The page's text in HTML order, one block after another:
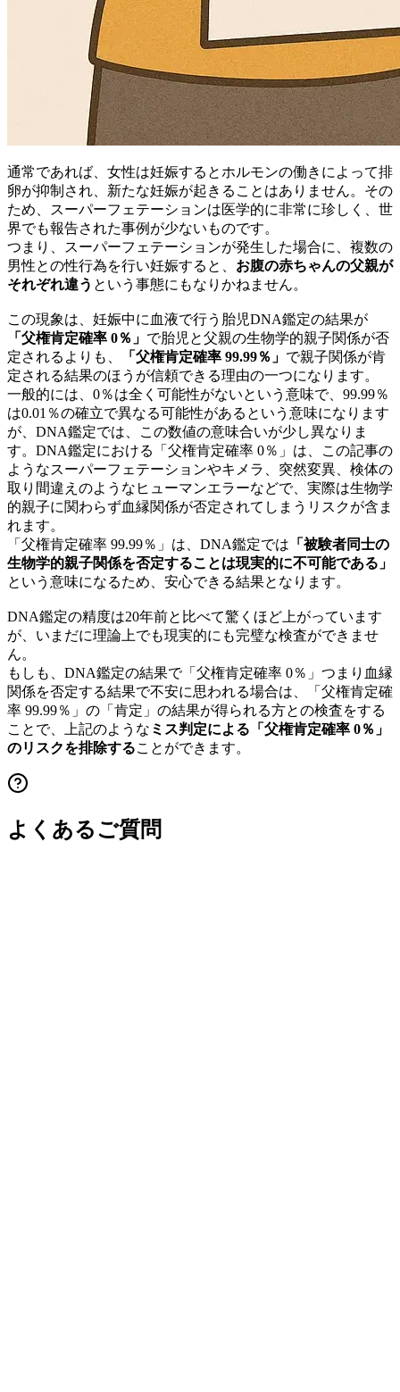
通常であれば、女性は妊娠するとホルモンの働きによって排
卵が抑制され、新たな妊娠が起きることはありません。その
ため、スーパーフェテーションは医学的に非常に珍しく、世
界でも報告された事例が少ないものです。
つまり、スーパーフェテーションが発生した場合に、複数の
男性との性行為を行い妊娠すると、 お腹の赤ちゃんの父親が
それぞれ違う という事態にもなりかねません。
この現象は、妊娠中に血液で行う胎児DNA鑑定の結果が
「父権肯定確率 0％」 で胎児と父親の生物学的親子関係が否
定されるよりも、
「父権肯定確率 99.99％」 で親子関係が肯
定される結果のほうが信頼できる理由の一つになります。
一般的には、0％は全く可能性がないという意味で、99.99％
は0.01％の確立で異なる可能性があるという意味になります
が、DNA鑑定では、この数値の意味合いが少し異なりま
す。DNA鑑定における「父権肯定確率 0％」は、この記事の
ようなスーパーフェテーションやキメラ、突然変異、検体の
取り間違えのようなヒューマンエラーなどで、実際は生物学
的親子に関わらず血縁関係が否定されてしまうリスクが含ま
れます。
「父権肯定確率 99.99％」は、DNA鑑定では 「被験者同士の
生物学的親子関係を否定することは現実的に不可能である」
という意味になるため、安心できる結果となります。
DNA鑑定の精度は20年前と比べて驚くほど上がっています
が、いまだに理論上でも現実的にも完璧な検査ができませ
ん。
もしも、DNA鑑定の結果で「父権肯定確率 0％」つまり血縁
関係を否定する結果で不安に思われる場合は、「父権肯定確
率 99.99％」の「肯定」の結果が得られる方との検査をする
ことで、上記のような ミス判定による「父権肯定確率 0％」
のリスクを排除することができます。
よくあるご質問